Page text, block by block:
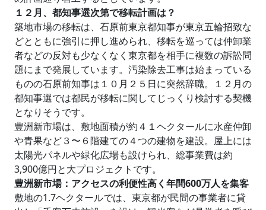
１２月、都知事選次第で移転計画は？
築地市場の移転は、石原前東京都知事が東京五輪招致な
どとともに強引に押し進められ、移転を巡っては仲卸業
者などの反対も少なくなく東京都を相手に複数の訴訟問
題にまで発展しています。汚染除去工事は始まっている
ものの石原前知事は１０月２５日に突然辞職。１２月の
都知事選では都民が移転に関してじっくり検討する契機
となりそうです。
豊洲新市場は、敷地面積が約４１ヘクタールに水産仲卸
や青果など３〜６階建ての４つの建物を建設。屋上には
太陽光パネルや緑化広場も設けられ、総事業費は約
3,900億円と大プロジェクトです。
豊洲新市場：アクセスの利便性高く年間600万人を集客
敷地の1.7ヘクタールでは、東京都が民間の事業者に貸